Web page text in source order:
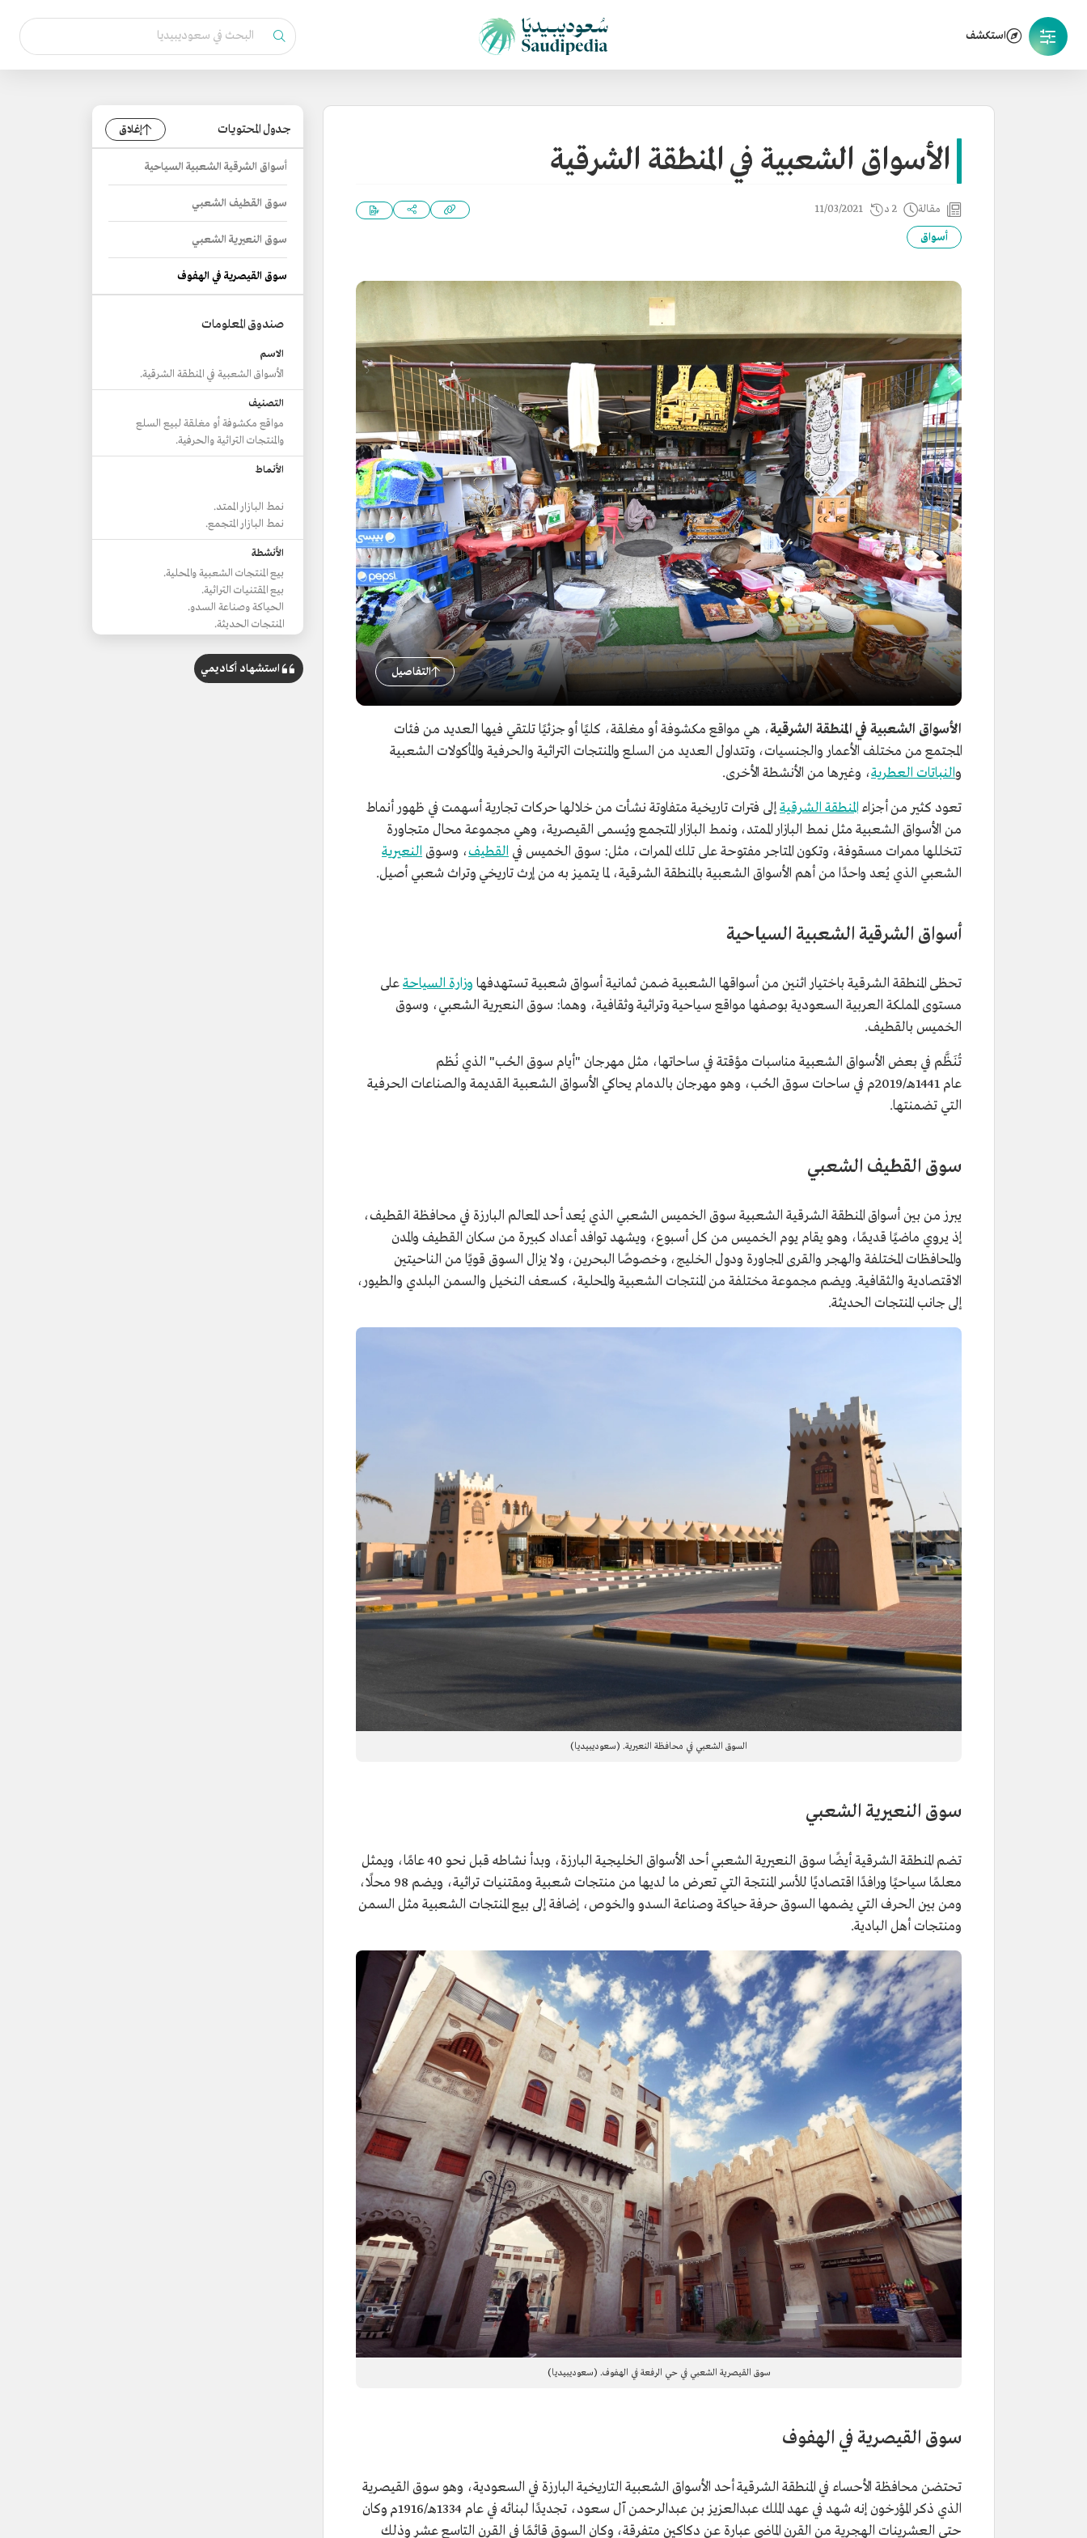
استكشف
الأسواق الشعبية في المنطقة الشرقية
مقالة 2 د 11/03/2021
أسواق
التفاصيل
الأسواق الشعبية في المنطقة الشرقية، هي مواقع مكشوفة أو مغلقة، كليًا أو جزئيًا تلتقي فيها العديد من فئات
المجتمع من مختلف الأعمار والجنسيات، وتتداول العديد من السلع والمنتجات التراثية والحرفية والمأكولات الشعبية
والنباتات العطرية، وغيرها من الأنشطة الأخرى.
تعود كثير من أجزاءالمنطقة الشرقيةإلى فترات تاريخية متفاوتة نشأت من خلالها حركات تجارية أسهمت في ظهور أنماط
من الأسواق الشعبية مثل نمط البازار الممتد، ونمط البازار المتجمع ويُسمى القيصرية، وهي مجموعة محال متجاورة
تتخللها ممرات مسقوفة، وتكون المتاجر مفتوحة على تلك الممرات، مثل: سوق الخميس في القطيف، وسوق النعيرية
الشعبي الذي يُعد واحدًا من أهم الأسواق الشعبية بالمنطقة الشرقية، لما يتميز به من إرث تاريخي وتراث شعبي أصيل.
أسواق الشرقية الشعبية السياحية
تحظى المنطقة الشرقية باختيار اثنين من أسواقها الشعبية ضمن ثمانية أسواق شعبية تستهدفها وزارة السياحةعلى
مستوى المملكة العربية السعودية بوصفها مواقع سياحية وتراثية وثقافية، وهما: سوق النعيرية الشعبي، وسوق
الخميس بالقطيف.
تُنَظَّم في بعض الأسواق الشعبية مناسبات مؤقتة في ساحاتها، مثل مهرجان "أيام سوق الحُب" الذي نُظم
عام 1441هـ/2019م في ساحات سوق الحُب، وهو مهرجان بالدمام يحاكي الأسواق الشعبية القديمة والصناعات الحرفية
التي تضمنتها.
سوق القطيف الشعبي
يبرز من بين أسواق المنطقة الشرقية الشعبية سوق الخميس الشعبي الذي يُعد أحد المعالم البارزة في محافظة القطيف،
إذ يروي ماضيًا قديمًا، وهو يقام يوم الخميس من كل أسبوع، ويشهد توافد أعداد كبيرة من سكان القطيف والمدن
والمحافظات المختلفة والهجر والقرى المجاورة ودول الخليج، وخصوصًا البحرين، ولا يزال السوق قويًا من الناحيتين
الاقتصادية والثقافية. ويضم مجموعة مختلفة من المنتجات الشعبية والمحلية، كسعف النخيل والسمن البلدي والطيور،
إلى جانب المنتجات الحديثة.
السوق الشعبي في محافظة النعيرية. (سعوديبيديا)
سوق النعيرية الشعبي
تضم المنطقة الشرقية أيضًا سوق النعيرية الشعبي أحد الأسواق الخليجية البارزة، وبدأ نشاطه قبل نحو 40 عامًا، ويمثل
معلمًا سياحيًا ورافدًا اقتصاديًا للأسر المنتجة التي تعرض ما لديها من منتجات شعبية ومقتنيات تراثية، ويضم 98 محلًا،
ومن بين الحرف التي يضمها السوق حرفة حياكة وصناعة السدو والخوص، إضافة إلى بيع المنتجات الشعبية مثل السمن
ومنتجات أهل البادية.
سوق القيصرية الشعبي في حي الرفعة في الهفوف. (سعوديبيديا)
سوق القيصرية في الهفوف
تحتضن محافظة الأحساء في المنطقة الشرقية أحد الأسواق الشعبية التاريخية البارزة في السعودية، وهو سوق القيصرية
الذي ذكر المؤرخون إنه شهد في عهد الملك عبدالعزيز بن عبدالرحمن آل سعود، تجديدًا لبنائه في عام 1334هـ/1916م وكان
حتى العشرينات الهجرية من القرن الماضي عبارة عن دكاكين متفرقة، وكان السوق قائمًا في القرن التاسع عشر وذلك
جدول المحتويات إغلاق
أسواق الشرقية الشعبية السياحية
سوق القطيف الشعبي
سوق النعيرية الشعبي
سوق القيصرية في الهفوف
صندوق المعلومات
الاسم
الأسواق الشعبية في المنطقة الشرقية.
التصنيف
مواقع مكشوفة أو مغلقة لبيع السلع
والمنتجات التراثية والحرفية.
الأنماط
نمط البازار الممتد.
نمط البازار المتجمع.
الأنشطة
بيع المنتجات الشعبية والمحلية.
بيع المقتنيات التراثية.
الحياكة وصناعة السدو.
المنتجات الحديثة.
أسواق سياحية وتراثية
سوق النعيرية الشعبي.
استشهاد أكاديمي